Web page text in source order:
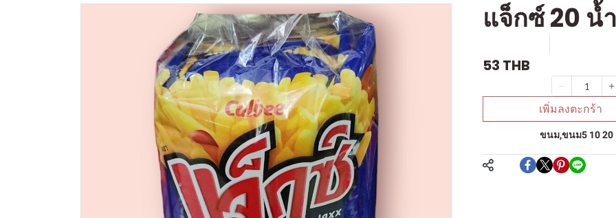
แจ็กซ์ 20 น้
53 THB
เพิ่มลงตะกร้า
ขนม,ขนม5 10 20